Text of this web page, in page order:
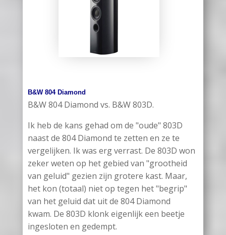
B&W 804 Diamond
B&W 804 Diamond vs. B&W 803D.
Ik heb de kans gehad om de "oude" 803D
naast de 804 Diamond te zetten en ze te
vergelijken. Ik was erg verrast. De 803D won
zeker weten op het gebied van "grootheid
van geluid" gezien zijn grotere kast. Maar,
het kon (totaal) niet op tegen het "begrip"
van het geluid dat uit de 804 Diamond
kwam. De 803D klonk eigenlijk een beetje
ingesloten en gedempt.